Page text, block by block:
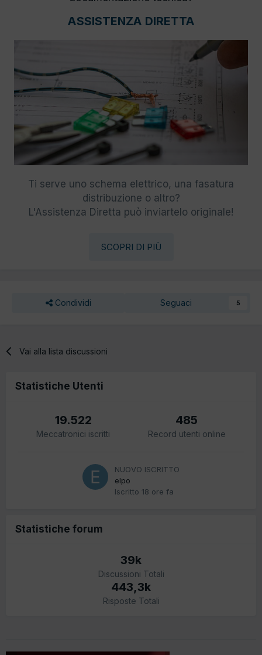
ASSISTENZA DIRETTA
Ti serve uno schema elettrico, una fasatura
distribuzione o altro?
L'Assistenza Diretta può inviartelo originale!
SCOPRI DI PIÙ
Condividi Seguaci 5
Vai alla lista discussioni
Statistiche Utenti
19.522
Meccatronici iscritti
485
Record utenti online
NUOVO ISCRITTO
elpo
Iscritto 18 ore fa
Statistiche forum
39k
Discussioni Totali
443,3k
Risposte Totali